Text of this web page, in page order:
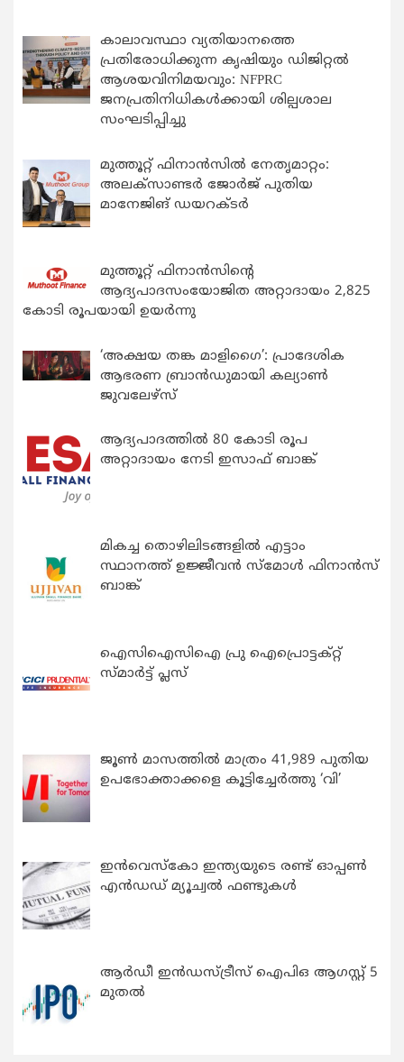
കാലാവസ്ഥാ വ്യതിയാനത്തെ
പ്രതിരോധിക്കുന്ന കൃഷിയും ഡിജിറ്റൽ
ആശയവിനിമയവും: NFPRC
ജനപ്രതിനിധികൾക്കായി ശില്പശാല
സംഘടിപ്പിച്ചു
മുത്തൂറ്റ് ഫിനാൻസിൽ നേതൃമാറ്റം:
അലക്സാണ്ടർ ജോർജ് പുതിയ
മാനേജിങ് ഡയറക്ടർ
മുത്തൂറ്റ് ഫിനാൻസിന്റെ
ആദ്യപാദസംയോജിത അറ്റാദായം 2,825
കോടി രൂപയായി ഉയർന്നു
‘അക്ഷയ തങ്ക മാളിഗൈ’: പ്രാദേശിക
ആഭരണ ബ്രാന്‍ഡുമായി കല്യാണ്‍
ജുവലേഴ്‌സ്
ആദ്യപാദത്തിൽ 80 കോടി രൂപ
അറ്റാദായം നേടി ഇസാഫ് ബാങ്ക്
മികച്ച തൊഴിലിടങ്ങളിൽ എട്ടാം
സ്ഥാനത്ത് ഉജ്ജീവൻ സ്മോൾ ഫിനാൻസ്
ബാങ്ക്
ഐസിഐസിഐ പ്രു ഐപ്രൊട്ടക്റ്റ്
സ്മാർട്ട് പ്ലസ്
ജൂൺ മാസത്തിൽ മാത്രം 41,989 പുതിയ
ഉപഭോക്താക്കളെ കൂട്ടിച്ചേർത്തു ‘വി’
ഇന്‍വെസ്കോ ഇന്ത്യയുടെ രണ്ട് ഓപ്പണ്‍
എന്‍ഡഡ് മ്യൂച്വല്‍ ഫണ്ടുകള്‍
ആർഡീ ഇൻഡസ്ട്രീസ് ഐപിഒ ആഗസ്റ്റ് 5
മുതൽ